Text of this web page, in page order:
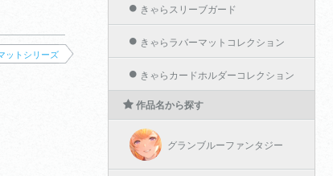
ットシリーズ
きゃらスリーブガード
きゃらラバーマットコレクション
きゃらカードホルダーコレクション
作品名から探す
グランブルーファンタジー